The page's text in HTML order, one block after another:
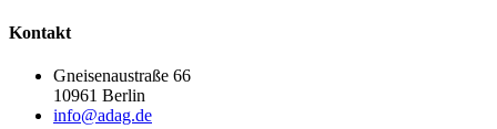
Kontakt
Gneisenaustraße 66
10961 Berlin
info@adag.de